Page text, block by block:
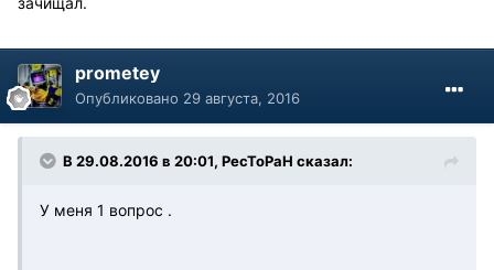
prometey
Опубликовано 29 августа, 2016
В 29.08.2016 в 20:01, PecToPaH сказал:
У меня 1 вопрос .